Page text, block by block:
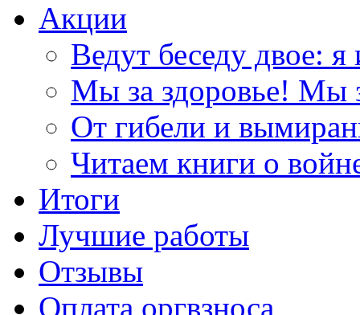
Акции
Ведут беседу двое: я
Мы за здоровье! Мы
От гибели и
Читаем книги о
Итоги
Лучшие работы
Отзывы
Оплата оргвзноса